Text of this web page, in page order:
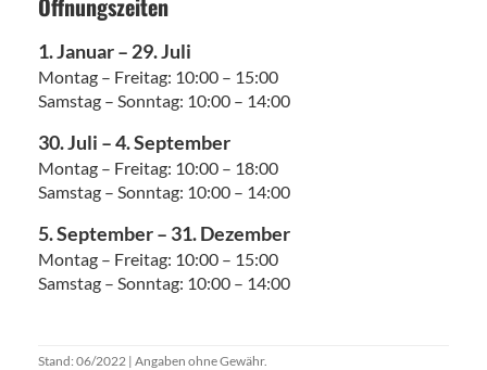
1. Januar – 29. Juli
Montag – Freitag: 10:00 – 15:00
Samstag – Sonntag: 10:00 – 14:00
30. Juli – 4. September
Montag – Freitag: 10:00 – 18:00
Samstag – Sonntag: 10:00 – 14:00
5. September – 31. Dezember
Montag – Freitag: 10:00 – 15:00
Samstag – Sonntag: 10:00 – 14:00
Stand: 06/2022 | Angaben ohne Gewähr.